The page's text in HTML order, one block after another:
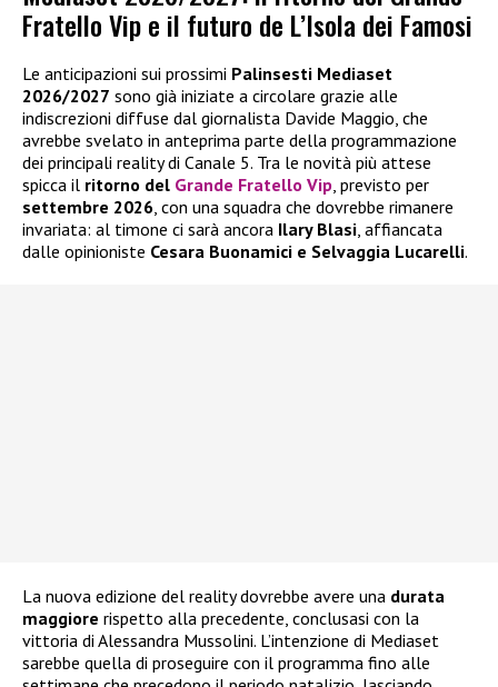
Fratello Vip e il futuro de L’Isola dei Famosi
Le anticipazioni sui prossimi Palinsesti Mediaset
2026/2027 sono già iniziate a circolare grazie alle
indiscrezioni diffuse dal giornalista Davide Maggio, che
avrebbe svelato in anteprima parte della programmazione
dei principali reality di Canale 5. Tra le novità più attese
spicca il ritorno del Grande Fratello Vip , previsto per
settembre 2026 , con una squadra che dovrebbe rimanere
invariata: al timone ci sarà ancora Ilary Blasi , affiancata
dalle opinioniste Cesara Buonamici e Selvaggia Lucarelli.
La nuova edizione del reality dovrebbe avere una durata
maggiore rispetto alla precedente, conclusasi con la
vittoria di Alessandra Mussolini. L’intenzione di Mediaset
sarebbe quella di proseguire con il programma fino alle